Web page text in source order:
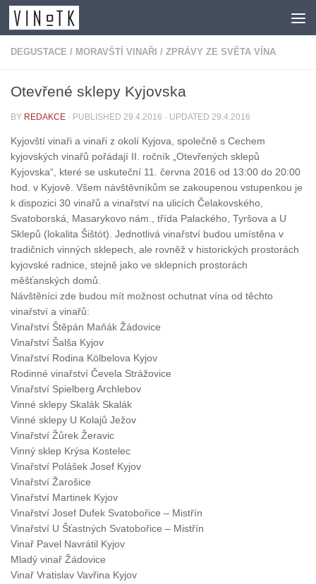
Skip to content
DEGUSTACE / MORAVŠTÍ VINAŘI / ZPRÁVY ZE SVĚTA VÍNA
Otevřené sklepy Kyjovska
BY REDAKCE · PUBLISHED 29.4.2016 · UPDATED 29.4.2016
Kyjovští vinaři a vinaři z okolí Kyjova, společně s Cechem
kyjovských vinařů pořádají II. ročník „Otevřených sklepů
Kyjovska“, které se uskuteční 11. června 2016 od 13:00 do 20:00
hod. v Kyjově. Všem návštěvníkům se zakoupenou vstupenkou je
k dispozici 30 vinařů a vinařství na ulicích Čelakovského,
Svatoborská, Masarykovo nám., třída Palackého, Tyršova a U
Sklepů (lokalita Šištót). Jednotlivá vinařství budou umístěna v
tradičních vinných sklepech, ale rovněž v historických prostorách
kyjovské radnice, stejně jako ve sklepních prostorách
měšťanských domů.
Návštěníci zde budou mít možnost ochutnat vína od těchto
vinařství a vinařů:
Vinařství Štěpán Maňák Žádovice
Vinařství Šalša Kyjov
Vinařství Rodina Kölbelova Kyjov
Rodinné vinařství Čevela Strážovice
Vinařství Spielberg Archlebov
Vinné sklepy Skalák Skalák
Vinné sklepy U Kolajů Ježov
Vinařství Žůrek Žeravic
Vinný sklep Krýsa Kostelec
Vinařství Polášek Josef Kyjov
Vinařství Žarošice
Vinařství Martinek Kyjov
Vinařství Josef Dufek Svatobořice – Mistřín
Vinařství U Šťastných Svatobořice – Mistřín
Vinař Pavel Navrátil Kyjov
Mladý vinař Žádovice
Vinař Vratislav Vavřina Kyjov